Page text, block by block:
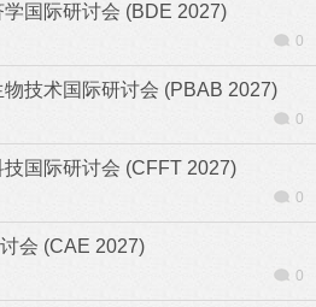
国际研讨会 (BDE 2027)
0
技术国际研讨会 (PBAB 2027)
0
国际研讨会 (CFFT 2027)
0
会 (CAE 2027)
0